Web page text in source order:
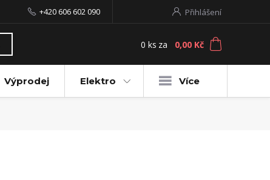
Přihlášení
+420 606 602 090
0 ks za 0,00 Kč
Výprodej Elektro Více